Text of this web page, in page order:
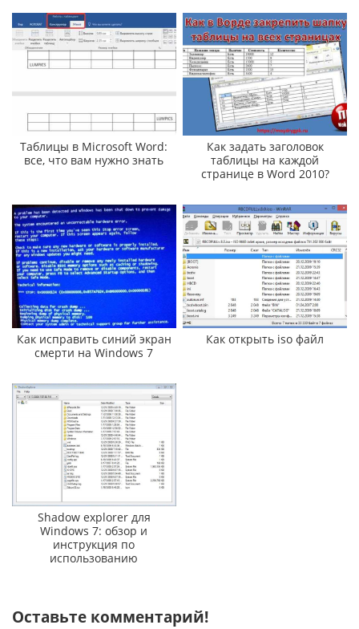
Таблицы в Microsoft Word:
все, что вам нужно знать
Как задать заголовок
таблицы на каждой
странице в Word 2010?
Как исправить синий экран
смерти на Windows 7
Как открыть iso файл
Shadow explorer для
Windows 7: обзор и
инструкция по
использованию
Оставьте комментарий!